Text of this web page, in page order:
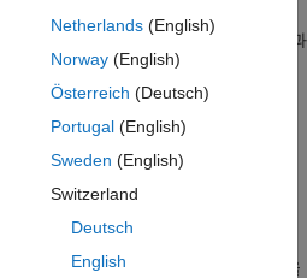
이 많이 드는 경우(입력 샘플별로 곱셈과
계 접근 방식과 비교해 다단 접근
율적입니다. 자세한 내용은
designMultistageDecimator
함수는 필터의 최적 구성을
다. 구성을 최적화하면 최소한의
함수를 사용하여 이러한 구현 비용을
Netherlands(English)
Norway(English)
Österreich (Deutsch)
Portugal(English)
Sweden (English)
Switzerland
Deutsch
English